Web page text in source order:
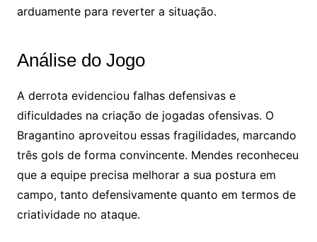
arduamente para reverter a situação.
Análise do Jogo
A derrota evidenciou falhas defensivas e
dificuldades na criação de jogadas ofensivas. O
Bragantino aproveitou essas fragilidades, marcando
três gols de forma convincente. Mendes reconheceu
que a equipe precisa melhorar a sua postura em
campo, tanto defensivamente quanto em termos de
criatividade no ataque.